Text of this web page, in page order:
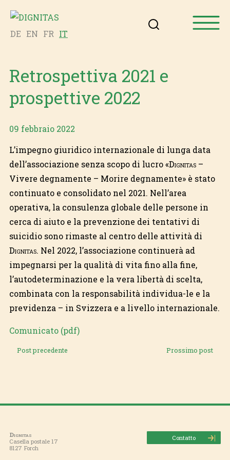
DE EN FR IT
Retrospettiva 2021 e
prospettive 2022
09 febbraio 2022
L’impegno giuridico internazionale di lunga data
dell’associazione senza scopo di lucro «Dignitas–
Vivere degnamente – Morire degnamente» è stato
continuato e consolidato nel 2021. Nell’area
operativa, la consulenza globale delle persone in
cerca di aiuto e la prevenzione dei tentativi di
suicidio sono rimaste al centro delle attività di
Dignitas. Nel 2022, l’associazione continuerà ad
impegnarsi per la qualità di vita fino alla fine,
l’autodeterminazione e la vera libertà di scelta,
combinata con la responsabilità individua-le e la
previdenza – in Svizzera e a livello internazionale.
Comunicato (pdf)
Post precedente Prossimo post
Dignitas
Casella postale 17
8127 Forch
Contatto